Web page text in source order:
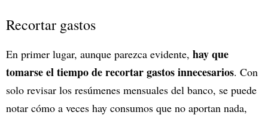
Recortar gastos
En primer lugar, aunque parezca evidente, hay que
tomarse el tiempo de recortar gastos innecesarios. Con
solo revisar los resúmenes mensuales del banco, se puede
notar cómo a veces hay consumos que no aportan nada,